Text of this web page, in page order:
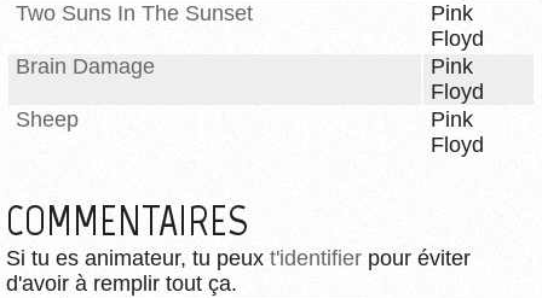
Two Suns In The Sunset
Pink
Floyd
Brain Damage
Pink
Floyd
Sheep
Pink
Floyd
COMMENTAIRES
Si tu es animateur, tu peux t'identifier pour éviter
d'avoir à remplir tout ça.